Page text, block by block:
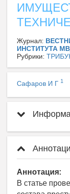
Журнал:
ИНСТИТУТА
Рубрики:
Сафаров И Г 1
Аннотация:
В статье